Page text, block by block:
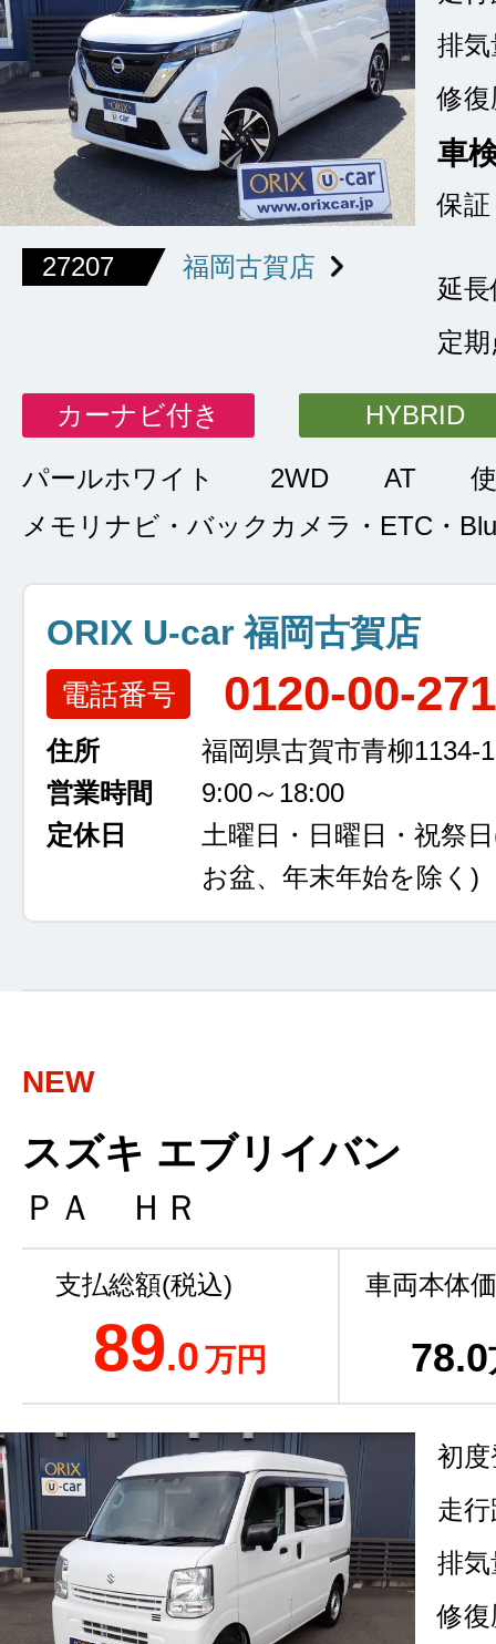
27207 福岡古賀店
排気
修復
車
保証
延
定
カーナビ付き HYBRID
パールホワイト 2WD AT
メモリナビ・バックカメラ・ETC・
ORIX U-car 福岡古賀店
電話番号 0120-00-
住所
福岡県古賀市青柳1134-1
営業時間
9:00～18:00
定休日
土曜日・日曜日・祝祭日
お盆、年末年始を除く)
NEW
スズキ エブリイバン
ＰＡ ＨＲ
支払総額(税込)
89.0万円
車両本体
78.0
初
走
排気
修復